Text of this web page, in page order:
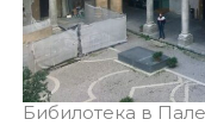
Бибилотека в